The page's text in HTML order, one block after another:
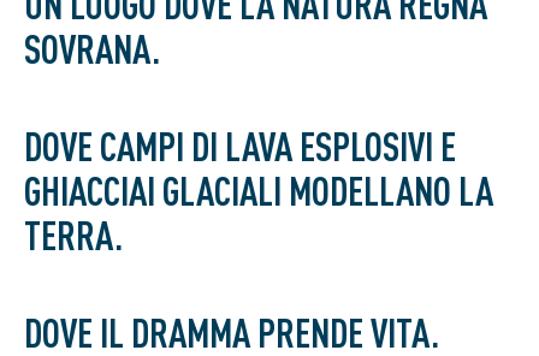
SOVRANA.
DOVE CAMPI DI LAVA ESPLOSIVI E
GHIACCIAI GLACIALI MODELLANO LA
TERRA.
DOVE IL DRAMMA PRENDE VITA.